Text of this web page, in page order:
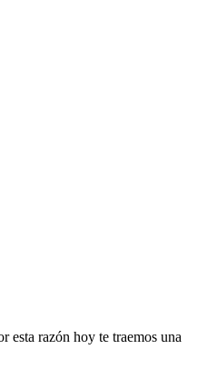
esta razón hoy te traemos una